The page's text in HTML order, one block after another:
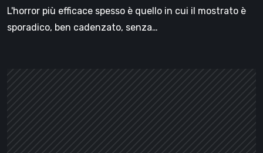
L'horror più efficace spesso è quello in cui il mostrato è
sporadico, ben cadenzato, senza…